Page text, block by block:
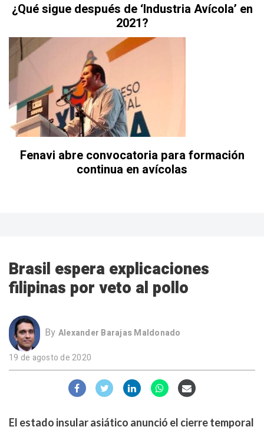
¿Qué sigue después de ‘Industria Avícola’ en
2021?
Fenavi abre convocatoria para formación
continua en avícolas
Brasil espera explicaciones
filipinas por veto al pollo
By Alexander Barajas Maldonado
19 de agosto de 2020
El estado insular asiático anunció el cierre temporal